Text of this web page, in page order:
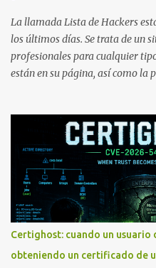
La llamada Lista de Hackers
los últimos días. Se trata de un
profesionales para cualquier
están en su página, así como la
contratados desde la
Lista de Hackers, con
"uso legal y ético", y sin
ética como para entrar en
comprometer bases de datos o
de Hackers, que atrajo la
publicado en The New York
mano". El cliente presenta la
el servicio y la garantía de los
Certighost: cuando un usuario
obteniendo un certificado de